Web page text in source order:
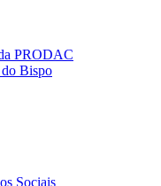
PRODAC
Bispo
Sociais